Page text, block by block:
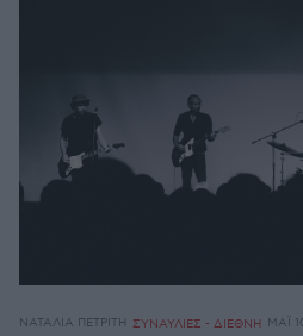
ΝΑΤΑΛΊΑ ΠΕΤΡΊΤΗ ΣΥΝΑΥΛΙΕΣ - ΔΙΕΘΝΗ ΜΆΙ